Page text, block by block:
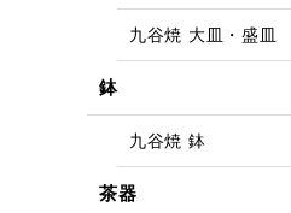
九谷焼 大皿・盛皿
鉢
九谷焼 鉢
茶器